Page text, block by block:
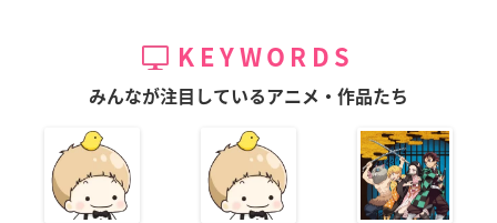
KEYWORDS
みんなが注目しているアニメ・作品たち